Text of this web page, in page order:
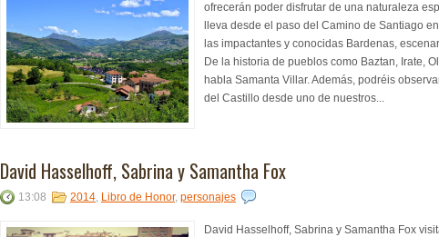
ofrecerán poder disfrutar de una naturaleza
lleva desde el paso del Camino de Santiago
las impactantes y conocidas Bardenas,
De la historia de pueblos como Baztan, Irate,
habla Samanta Villar. Además, podréis
del Castillo desde uno de nuestros...
David Hasselhoff, Sabrina y Samantha Fox
13:08 2014, Libro de Honor, personajes
David Hasselhoff, Sabrina y Samantha Fox